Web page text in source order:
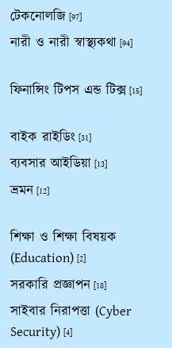
টেকনোলজি [97]
নারী ও নারী স্বাস্থ্যকথা [94]
ফিনান্সিং টিপস এন্ড টিক্স [15]
বাইক রাইডিং [31]
ব্যবসার আইডিয়া [13]
ভ্রমন [12]
শিক্ষা ও শিক্ষা বিষয়ক
(Education) [2]
সরকারি প্রজ্ঞাপন [18]
সাইবার নিরাপত্তা (Cyber
Security) [4]